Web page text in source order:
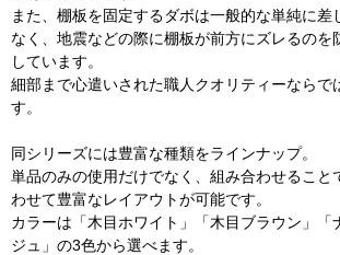
また、棚板を固定するダボは一般的な単純に差
なく、地震などの際に棚板が前方にズレるのを
しています。
細部まで心遣いされた職人クオリティーならで
す。
同シリーズには豊富な種類をラインナップ。
単品のみの使用だけでなく、組み合わせること
わせて豊富なレイアウトが可能です。
カラーは「木目ホワイト」「木目ブラウン」「
ジュ」の3色から選べます。